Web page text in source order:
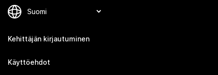
Kehittäjän kirjautuminen
Käyttöehdot